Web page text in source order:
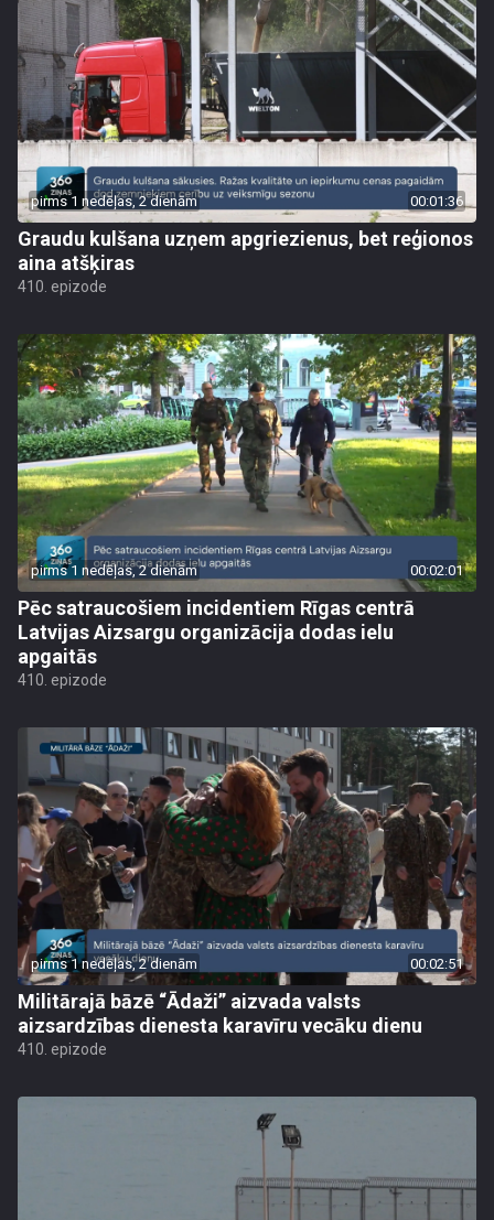
pirms 1 nedēļas, 2 dienām 00:01:36
Graudu kulšana uzņem apgriezienus, bet reģionos
aina atšķiras
410. epizode
pirms 1 nedēļas, 2 dienām 00:02:01
Pēc satraucošiem incidentiem Rīgas centrā
Latvijas Aizsargu organizācija dodas ielu
apgaitās
410. epizode
pirms 1 nedēļas, 2 dienām 00:02:51
Militārajā bāzē “Ādaži” aizvada valsts
aizsardzības dienesta karavīru vecāku dienu
410. epizode